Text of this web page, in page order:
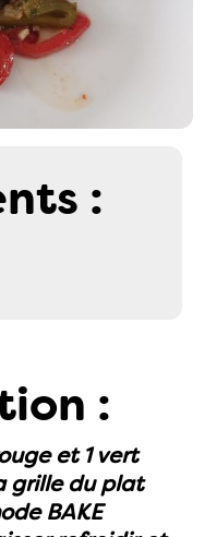
:
:
et 1 vert
grille du plat
BAKE